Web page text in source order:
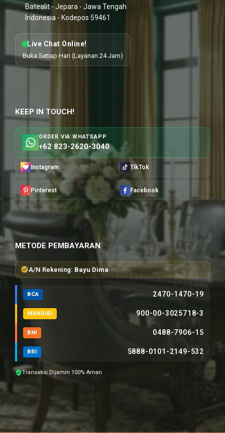
Batealit - Jepara - Jawa Tengah
Indonesia - Kodepos 59461
Live Chat Online!
Buka Setiap Hari (Layanan 24 Jam)
KEEP IN TOUCH!
ORDER VIA WHATSAPP
+62 823-2620-3040
Instagram TikTok
Pinterest Facebook
METODE PEMBAYARAN
A/N Rekening: Bayu Dima
BCA 2470-1470-19
MANDIRI 900-00-3025718-3
BNI 0488-7906-15
BRI 5888-0101-2149-532
Transaksi Dijamin 100% Aman